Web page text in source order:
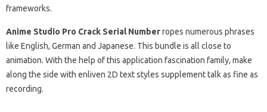
frameworks.
Anime Studio Pro Crack Serial Numberropes numerous phrases
like English, German and Japanese. This bundle is all close to
animation. With the help of this application fascination family, make
along the side with enliven 2D text styles supplement talk as fine as
recording.